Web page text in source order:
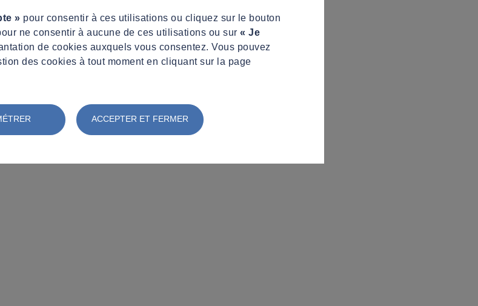
» pour consentir à ces utilisations ou cliquez sur le bouton
ne consentir à aucune de ces utilisations ou sur « Je
de cookies auxquels vous consentez. Vous pouvez
des cookies à tout moment en cliquant sur la page
ACCEPTER ET FERMER